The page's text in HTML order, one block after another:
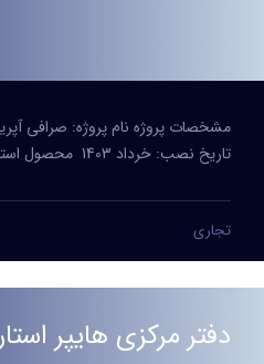
مشخصات پروژه نام پروژه: صرافی
تاریخ نصب: خرداد 1403 محصول استفاده شده: فیلم هوشمند پشت چ
تجاری
دفتر مرکزی هایپر